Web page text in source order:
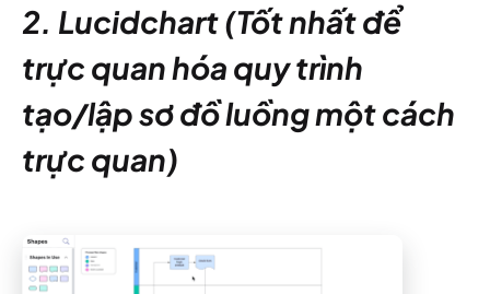
2. Lucidchart (Tốt nhất để
trực quan hóa quy trình
tạo/lập sơ đồ luồng một cách
trực quan)